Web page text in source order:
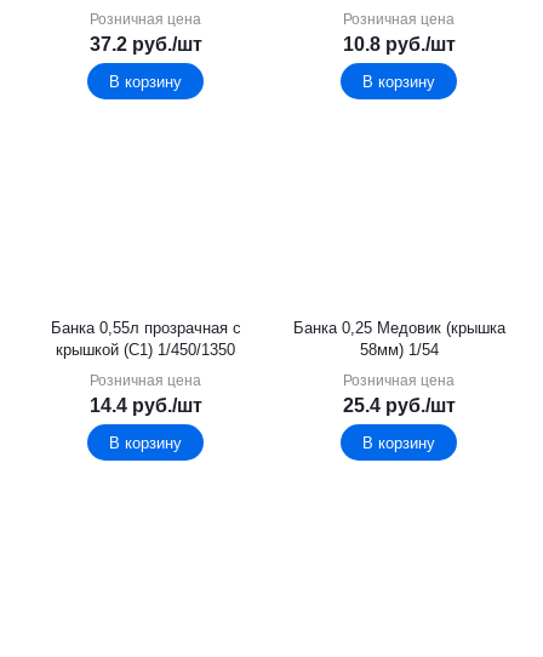
Розничная цена
37.2руб./шт
В корзину
Розничная цена
10.8руб./шт
В корзину
Банка 0,55л прозрачная с
крышкой (С1) 1/450/1350
Розничная цена
14.4руб./шт
В корзину
Банка 0,25 Медовик (крышка
58мм) 1/54
Розничная цена
25.4руб./шт
В корзину